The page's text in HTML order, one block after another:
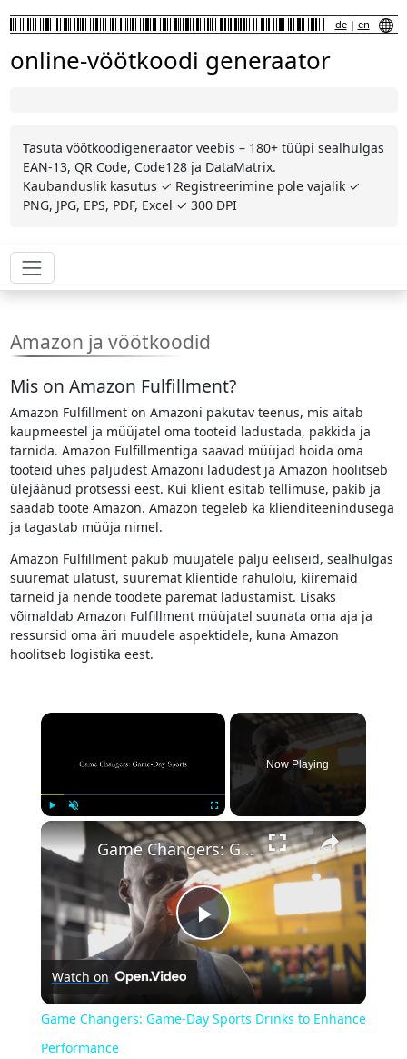
de| en
online-vöötkoodi generaator
Tasuta vöötkoodigeneraator veebis – 180+ tüüpi sealhulgas
EAN-13, QR Code, Code128 ja DataMatrix.
Kaubanduslik kasutus ✓ Registreerimine pole vajalik ✓
PNG, JPG, EPS, PDF, Excel ✓ 300 DPI
Amazon ja vöötkoodid
Mis on Amazon Fulfillment?
Amazon Fulfillment on Amazoni pakutav teenus, mis aitab
kaupmeestel ja müüjatel oma tooteid ladustada, pakkida ja
tarnida. Amazon Fulfillmentiga saavad müüjad hoida oma
tooteid ühes paljudest Amazoni ladudest ja Amazon hoolitseb
ülejäänud protsessi eest. Kui klient esitab tellimuse, pakib ja
saadab toote Amazon. Amazon tegeleb ka klienditeenindusega
ja tagastab müüja nimel.
Amazon Fulfillment pakub müüjatele palju eeliseid, sealhulgas
suuremat ulatust, suuremat klientide rahulolu, kiiremaid
tarneid ja nende toodete paremat ladustamist. Lisaks
võimaldab Amazon Fulfillment müüjatel suunata oma aja ja
ressursid oma äri muudele aspektidele, kuna Amazon
hoolitseb logistika eest.
×
Play Unmute Fullscreen
Now Playing
×
Play
Video
Game Changers: Game-Day Sports Drinks to Enhance Performance
Watch on
Game Changers: Game-Day Sports Drinks to Enhance
Performance